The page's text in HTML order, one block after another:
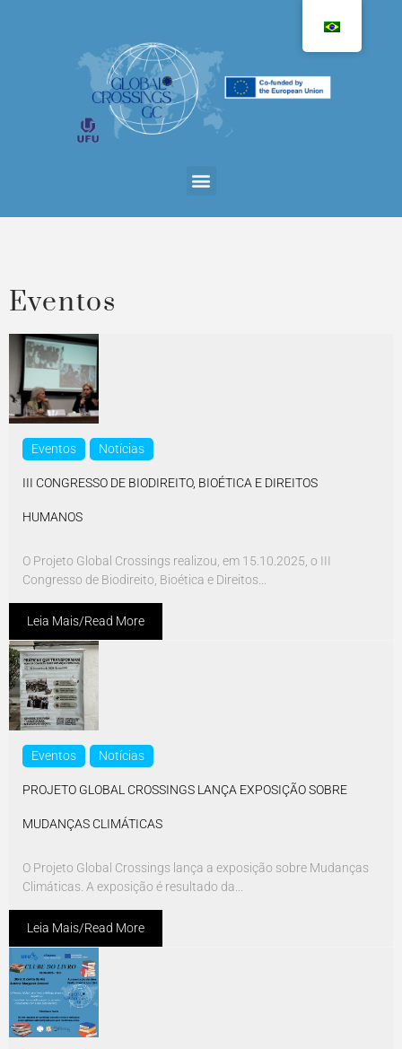
Eventos
Eventos Notícias
III CONGRESSO DE BIODIREITO, BIOÉTICA E DIREITOS
HUMANOS
O Projeto Global Crossings realizou, em 15.10.2025, o III
Congresso de Biodireito, Bioética e Direitos...
Leia Mais/Read More
Eventos Notícias
PROJETO GLOBAL CROSSINGS LANÇA EXPOSIÇÃO SOBRE
MUDANÇAS CLIMÁTICAS
O Projeto Global Crossings lança a exposição sobre Mudanças
Climáticas. A exposição é resultado da...
Leia Mais/Read More